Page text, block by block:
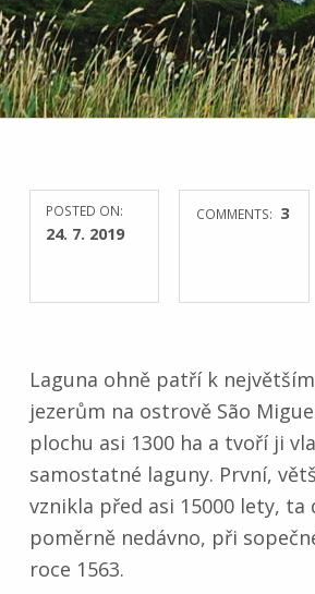
POSTED ON:
24. 7. 2019
COMMENTS: 3
Laguna ohně patří k
jezerům na ostrově São
plochu asi 1300 ha a tvoří ji
samostatné laguny. První,
vznikla před asi 15000 lety, ta
poměrně nedávno, při
roce 1563.